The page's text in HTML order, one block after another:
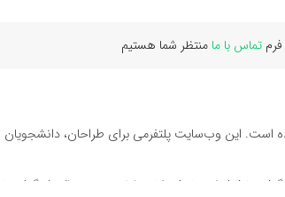
فرمتماس با ما منتظر شما هستیم
است. این وب‌سایت‌ پلتفرمی برای طراحان،
تا فایل لایه باز فتوشاپ، ایلاستریتور و اکسل